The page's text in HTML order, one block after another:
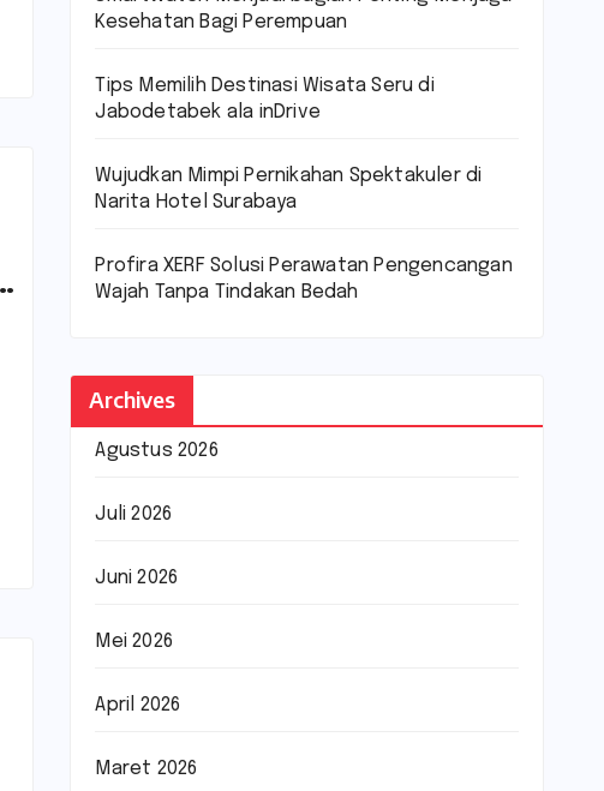
Kesehatan Bagi Perempuan
Tips Memilih Destinasi Wisata Seru di
Jabodetabek ala inDrive
Wujudkan Mimpi Pernikahan Spektakuler di
Narita Hotel Surabaya
Profira XERF Solusi Perawatan Pengencangan
Wajah Tanpa Tindakan Bedah
Archives
Agustus 2026
Juli 2026
Juni 2026
Mei 2026
April 2026
Maret 2026